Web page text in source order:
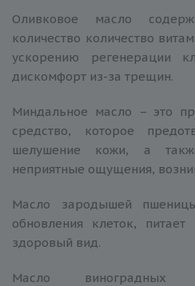
Оливковое масло
количество количество
ускорению регенерации
дискомфорт из-за трещин.
Миндальное масло – это
средство, которое
шелушение кожи, а
неприятные ощущения,
Масло зародышей
обновления клеток,
здоровый вид.
Масло виноградных